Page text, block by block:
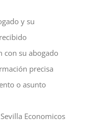
y su
con su abogado
precisa
o asunto
Economicos